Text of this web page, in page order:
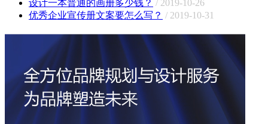
设计一本普通的画册多少钱？ / 2019-10-26
优秀企业宣传册文案要怎么写？ / 2019-10-31